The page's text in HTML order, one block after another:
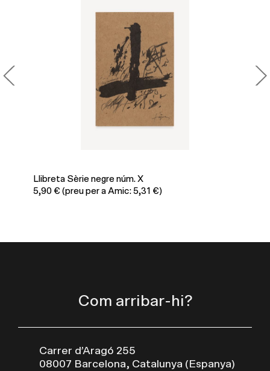
Llibreta Sèrie negre núm. X
5,90€(preu per a Amic: 5,31 €)
Com arribar-hi?
Carrer d’Aragó 255
08007 Barcelona, Catalunya (Espanya)